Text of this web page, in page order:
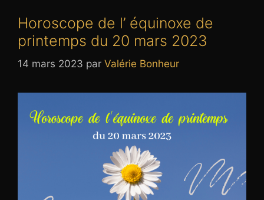
Horoscope de l’ équinoxe de
printemps du 20 mars 2023
14 mars 2023 par Valérie Bonheur